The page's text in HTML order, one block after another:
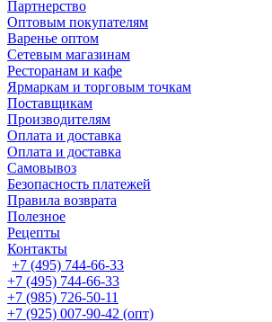
Партнерство
Оптовым покупателям
Варенье оптом
Сетевым магазинам
Ресторанам и кафе
Ярмаркам и торговым точкам
Поставщикам
Производителям
Оплата и доставка
Оплата и доставка
Самовывоз
Безопасность платежей
Правила возврата
Полезное
Рецепты
Контакты
+7 (495) 744-66-33
+7 (495) 744-66-33
+7 (985) 726-50-11
+7 (925) 007-90-42 (опт)